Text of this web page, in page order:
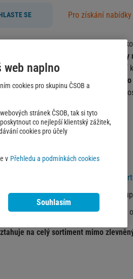
SE Pro získání
rozhodně není klišé. Objevte jejich
precizně aranžované květinové
růží . Luxusní dárkové sety
už hledáte
dárek pro ženu, muže
věnování se každý dárek od
nabídku
na tlačítko 'Získat nabídku'.
webu
zadejte slevový kód do pole „Kód
kódu vám bude sleva automaticky
na celý sortiment mimo
naplno
cookies pro skupinu ČSOB a
stránek ČSOB, tak si tyto
co nejlepší klientský zážitek,
cookies pro účely
v Přehledu a podmínkách cookies
Souhlasím